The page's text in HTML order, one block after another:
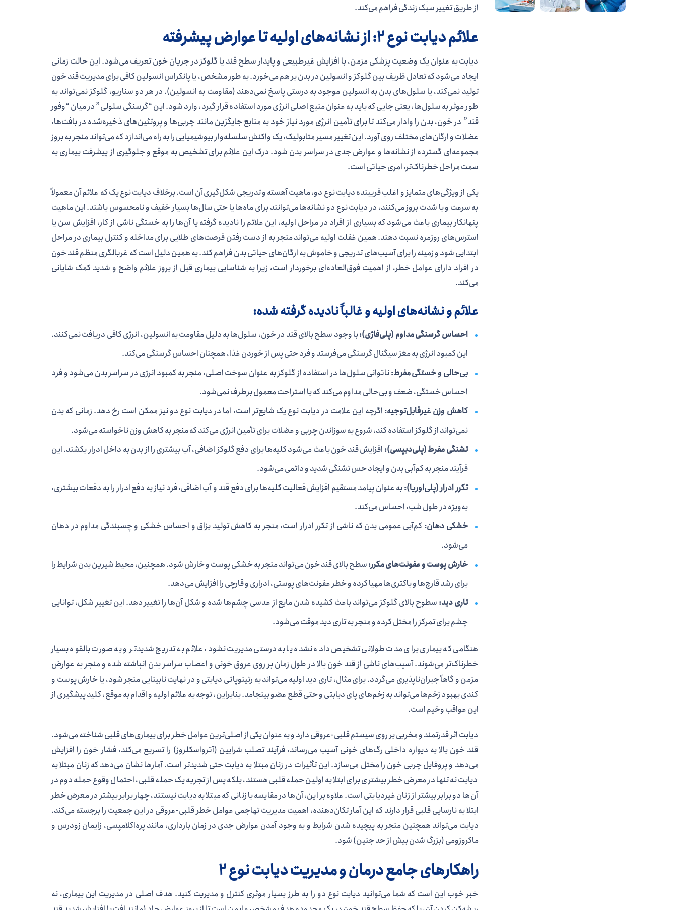
از طریق تغییر سبک زندگی فراهم می‌کند.
علائم دیابت نوع ۲: از نشانه‌های اولیه تا عوارض پیشرفته
دیابت به عنوان یک وضعیت پزشکی مزمن، با افزایش غیرطبیعی و پایدار سطح قند یا گلوکز در جریان خون تعریف می‌شود. این حالت زمانی
ایجاد می‌شود که تعادل ظریف بین گلوکز و انسولین در بدن بر هم می‌خورد. به طور مشخص، یا پانکراس انسولین کافی برای مدیریت قند خون
تولید نمی‌کند، یا سلول‌های بدن به انسولین موجود به درستی پاسخ نمی‌دهند (مقاومت به انسولین). در هر دو سناریو، گلوکز نمی‌تواند به
طور موثر به سلول‌ها، یعنی جایی که باید به عنوان منبع اصلی انرژی مورد استفاده قرار گیرد، وارد شود. این “گرسنگی سلولی” در میان “وفور
قند” در خون، بدن را وادار می‌کند تا برای تأمین انرژی مورد نیاز خود به منابع جایگزین مانند چربی‌ها و پروتئین‌های ذخیره‌شده در بافت‌ها،
عضلات و ارگان‌های مختلف روی آورد. این تغییر مسیر متابولیک، یک واکنش سلسله‌وار بیوشیمیایی را به راه می‌اندازد که می‌تواند منجر به بروز
مجموعه‌ای گسترده از نشانه‌ها و عوارض جدی در سراسر بدن شود. درک این علائم برای تشخیص به موقع و جلوگیری از پیشرفت بیماری به
سمت مراحل خطرناک‌تر، امری حیاتی است.
یکی از ویژگی‌های متمایز و اغلب فریبنده دیابت نوع دو، ماهیت آهسته و تدریجی شکل‌گیری آن است. برخلاف دیابت نوع یک که علائم آن معمولاً
به سرعت و با شدت بروز می‌کنند، در دیابت نوع دو نشانه‌ها می‌توانند برای ماه‌ها یا حتی سال‌ها بسیار خفیف و نامحسوس باشند. این ماهیت
پنهانکار بیماری باعث می‌شود که بسیاری از افراد در مراحل اولیه، این علائم را نادیده گرفته یا آن‌ها را به خستگی ناشی از کار، افزایش سن یا
استرس‌های روزمره نسبت دهند. همین غفلت اولیه می‌تواند منجر به از دست رفتن فرصت‌های طلایی برای مداخله و کنترل بیماری در مراحل
ابتدایی شود و زمینه را برای آسیب‌های تدریجی و خاموش به ارگان‌های حیاتی بدن فراهم کند. به همین دلیل است که غربالگری منظم قند خون
در افراد دارای عوامل خطر، از اهمیت فوق‌العاده‌ای برخوردار است، زیرا به شناسایی بیماری قبل از بروز علائم واضح و شدید کمک شایانی
می‌کند.
علائم و نشانه‌های اولیه و غالباً نادیده گرفته شده:
احساس گرسنگی مداوم (پلی‌فاژی):با وجود سطح بالای قند در خون، سلول‌ها به دلیل مقاومت به انسولین، انرژی کافی دریافت نمی‌کنند.
این کمبود انرژی به مغز سیگنال گرسنگی می‌فرستد و فرد حتی پس از خوردن غذا، همچنان احساس گرسنگی می‌کند.
بی‌حالی و خستگی مفرط:ناتوانی سلول‌ها در استفاده از گلوکز به عنوان سوخت اصلی، منجر به کمبود انرژی در سراسر بدن می‌شود و فرد
احساس خستگی، ضعف و بی‌حالی مداوم می‌کند که با استراحت معمول برطرف نمی‌شود.
کاهش وزن غیرقابل‌توجیه: اگرچه این علامت در دیابت نوع یک شایع‌تر است، اما در دیابت نوع دو نیز ممکن است رخ دهد. زمانی که بدن
نمی‌تواند از گلوکز استفاده کند، شروع به سوزاندن چربی و عضلات برای تأمین انرژی می‌کند که منجر به کاهش وزن ناخواسته می‌شود.
تشنگی مفرط (پلی‌دیپسی): افزایش قند خون باعث می‌شود کلیه‌ها برای دفع گلوکز اضافی، آب بیشتری را از بدن به داخل ادرار بکشند. این
فرآیند منجر به کم‌آبی بدن و ایجاد حس تشنگی شدید و دائمی می‌شود.
تکرر ادرار (پلی‌اوریا):به عنوان پیامد مستقیم افزایش فعالیت کلیه‌ها برای دفع قند و آب اضافی، فرد نیاز به دفع ادرار را به دفعات بیشتری،
به‌ویژه در طول شب، احساس می‌کند.
خشکی دهان: کم‌آبی عمومی بدن که ناشی از تکرر ادرار است، منجر به کاهش تولید بزاق و احساس خشکی و چسبندگی مداوم در دهان
می‌شود.
خارش پوست و عفونت‌های مکرر:سطح بالای قند خون می‌تواند منجر به خشکی پوست و خارش شود. همچنین، محیط شیرین بدن شرایط را
برای رشد قارچ‌ها و باکتری‌ها مهیا کرده و خطر عفونت‌های پوستی، ادراری و قارچی را افزایش می‌دهد.
تاری دید: سطوح بالای گلوکز می‌تواند باعث کشیده شدن مایع از عدسی چشم‌ها شده و شکل آن‌ها را تغییر دهد. این تغییر شکل، توانایی
چشم برای تمرکز را مختل کرده و منجر به تاری دید موقت می‌شود.
هنگامی که بیماری برای مدت طولانی تشخیص داده نشده یا به درستی مدیریت نشود، علائم به تدریج شدیدتر و به صورت بالقوه بسیار
خطرناک‌تر می‌شوند. آسیب‌های ناشی از قند خون بالا در طول زمان بر روی عروق خونی و اعصاب سراسر بدن انباشته شده و منجر به عوارض
مزمن و گاهاً جبران‌ناپذیری می‌گردد. برای مثال، تاری دید اولیه می‌تواند به رتینوپاتی دیابتی و در نهایت نابینایی منجر شود، یا خارش پوست و
کندی بهبود زخم‌ها می‌تواند به زخم‌های پای دیابتی و حتی قطع عضو بینجامد. بنابراین، توجه به علائم اولیه و اقدام به موقع، کلید پیشگیری از
این عواقب وخیم است.
دیابت اثر قدرتمند و مخربی بر روی سیستم قلبی-عروقی دارد و به عنوان یکی از اصلی‌ترین عوامل خطر برای بیماری‌های قلبی شناخته می‌شود.
قند خون بالا به دیواره داخلی رگ‌های خونی آسیب می‌رساند، فرآیند تصلب شرایین (آترواسکلروز) را تسریع می‌کند، فشار خون را افزایش
می‌دهد و پروفایل چربی خون را مختل می‌سازد. این تأثیرات در زنان مبتلا به دیابت حتی شدیدتر است. آمارها نشان می‌دهد که زنان مبتلا به
دیابت نه تنها در معرض خطر بیشتری برای ابتلا به اولین حمله قلبی هستند، بلکه پس از تجربه یک حمله قلبی، احتمال وقوع حمله دوم در
آن‌ها دو برابر بیشتر از زنان غیردیابتی است. علاوه بر این، آن‌ها در مقایسه با زنانی که مبتلا به دیابت نیستند، چهار برابر بیشتر در معرض خطر
ابتلا به نارسایی قلبی قرار دارند که این آمار تکان‌دهنده، اهمیت مدیریت تهاجمی عوامل خطر قلبی-عروقی در این جمعیت را برجسته می‌کند.
دیابت می‌تواند همچنین منجر به پیچیده شدن شرایط و به وجود آمدن عوارض جدی در زمان بارداری، مانند پره‌اکلامپسی، زایمان زودرس و
ماکروزومی (بزرگ شدن بیش از حد جنین) شود.
راهکارهای جامع درمان و مدیریت دیابت نوع ۲
خبر خوب این است که شما می‌توانید دیابت نوع دو را به طرز بسیار موثری کنترل و مدیریت کنید. هدف اصلی در مدیریت این بیماری، نه